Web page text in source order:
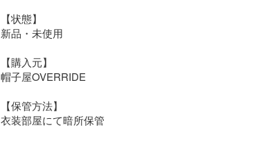
【状態】
新品・未使用
【購入元】
帽子屋OVERRIDE
【保管方法】
衣装部屋にて暗所保管